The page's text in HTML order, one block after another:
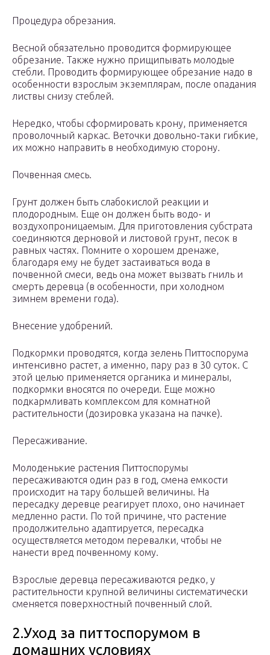
Процедура обрезания.
Весной обязательно проводится формирующее
обрезание. Также нужно прищипывать молодые
стебли. Проводить формирующее обрезание надо в
особенности взрослым экземплярам, после опадания
листвы снизу стеблей.
Нередко, чтобы сформировать крону, применяется
проволочный каркас. Веточки довольно-таки гибкие,
их можно направить в необходимую сторону.
Почвенная смесь.
Грунт должен быть слабокислой реакции и
плодородным. Еще он должен быть водо- и
воздухопроницаемым. Для приготовления субстрата
соединяются дерновой и листовой грунт, песок в
равных частях. Помните о хорошем дренаже,
благодаря ему не будет застаиваться вода в
почвенной смеси, ведь она может вызвать гниль и
смерть деревца (в особенности, при холодном
зимнем времени года).
Внесение удобрений.
Подкормки проводятся, когда зелень Питтоспорума
интенсивно растет, а именно, пару раз в 30 суток. С
этой целью применяется органика и минералы,
подкормки вносятся по очереди. Еще можно
подкармливать комплексом для комнатной
растительности (дозировка указана на пачке).
Пересаживание.
Молоденькие растения Питтоспорумы
пересаживаются один раз в год, смена емкости
происходит на тару большей величины. На
пересадку деревце реагирует плохо, оно начинает
медленно расти. По той причине, что растение
продолжительно адаптируется, пересадка
осуществляется методом перевалки, чтобы не
нанести вред почвенному кому.
Взрослые деревца пересаживаются редко, у
растительности крупной величины систематически
сменяется поверхностный почвенный слой.
2.Уход за питтоспорумом в
домашних условиях